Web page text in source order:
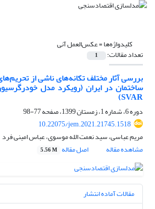
کلیدواژه‌ها =عکس‌العمل آنی
تعداد مقالات: 1
بررسی آثار مختلف تکانه‌های ناشی از
ساختمان در ایران (رویکرد مدل
SVAR)
دوره 6، شماره 1، زمستان 1399، صفحه
77-98
10.22075/jem.2021.21745.1518
مریم عباسی، سید نعمت الله موسوی، عباس امینی فرد
مشاهده مقاله
اصل مقاله 5.56 M
مقالات آماده انتشار